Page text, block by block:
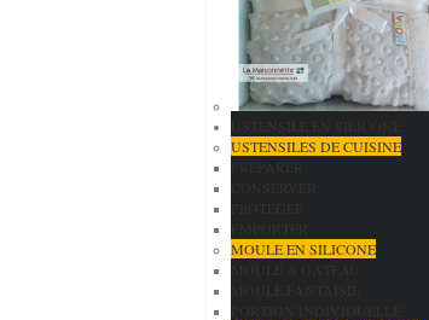
USTENSILES DE CUISINE
MOULE EN SILICONE